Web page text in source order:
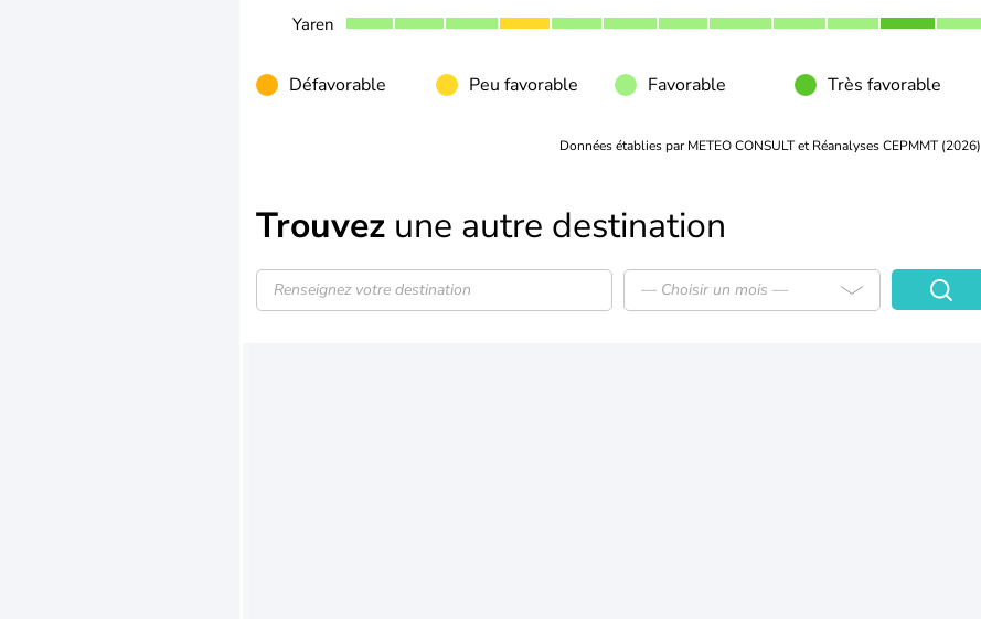
Yaren
Défavorable Peu favorable Favorable Très favorable
Données établies par METEO CONSULT et Réanalyses CEPMMT (2026)
Trouvez une autre destination
— Choisir un mois —